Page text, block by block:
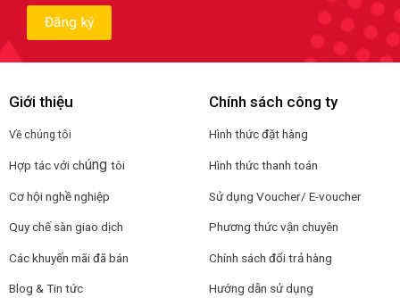
Giới thiệu
Về chúng tôi
Hợp tác với chúng tôi
Cơ hội nghề nghiệp
Quy chế sàn giao dịch
Các khuyến mãi đã bán
Blog & Tin tức
Chính sách công ty
Hình thức đặt hàng
Hình thức thanh toán
Sử dụng Voucher/ E-voucher
Phương thức vận chuyên
Chính sách đổi trả hàng
Hướng dẫn sử dụng